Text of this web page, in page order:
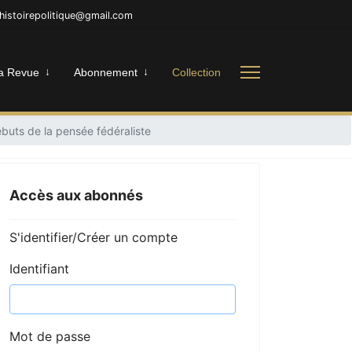
Revue Abonnement Collection
de la pensée fédéraliste
Accès aux abonnés
S'identifier/Créer un compte
Identifiant
Mot de passe